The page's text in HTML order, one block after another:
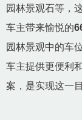
园林景观石等，
车主带来愉悦的
园林景观中的车
车主提供更便利
案，是实现这一